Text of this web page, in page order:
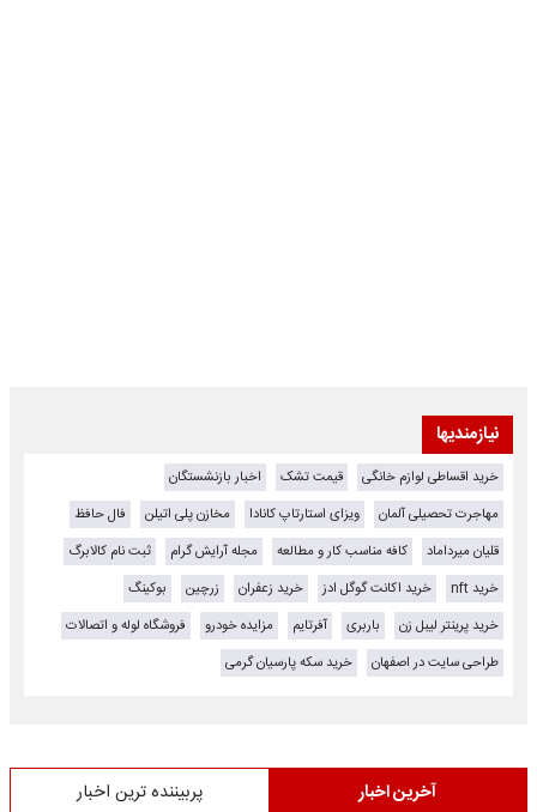
نیازمندیها
خرید اقساطی لوازم خانگی قیمت تشک
اخبار بازنشستگان
مهاجرت تحصیلی آلمان
ویزای استارتاپ کانادا مخازن پلی اتیلن
فال حافظ
قلیان میرداماد
کافه مناسب کار و مطالعه مجله آرایش گرام
ثبت نام کالابرگ
خرید nft
خرید اکانت گوگل ادز خرید زعفران زرچین
بوکینگ
خرید پرینتر لیبل زن
باربری آفرتایم مزایده خودرو
فروشگاه لوله و اتصالات
طراحی سایت در اصفهان
خرید سکه پارسیان گرمی
آخرین اخبار پربیننده ترین اخبار